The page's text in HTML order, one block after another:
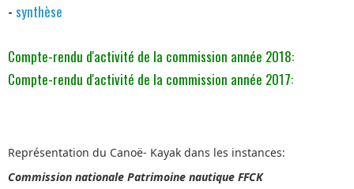
- synthèse
Compte-rendu d'activité de la commission année 2018:
Compte-rendu d'activité de la commission année 2017:
Représentation du Canoë- Kayak dans les instances:
Commission nationale Patrimoine nautique FFCK